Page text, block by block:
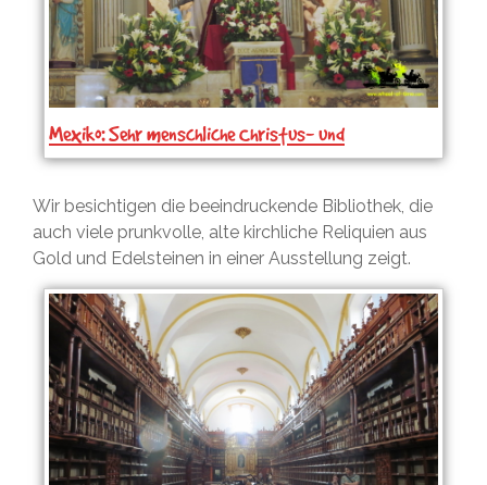
Mexiko: Sehr menschliche Christus- und
Heiligenfiguren
Wir besichtigen die beeindruckende Bibliothek, die
auch viele prunkvolle, alte kirchliche Reliquien aus
Gold und Edelsteinen in einer Ausstellung zeigt.